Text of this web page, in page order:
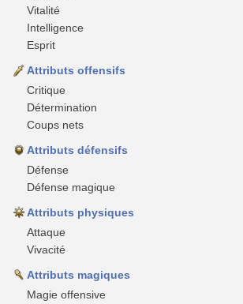
Vitalité
Intelligence
Esprit
Attributs offensifs
Critique
Détermination
Coups nets
Attributs défensifs
Défense
Défense magique
Attributs physiques
Attaque
Vivacité
Attributs magiques
Magie offensive